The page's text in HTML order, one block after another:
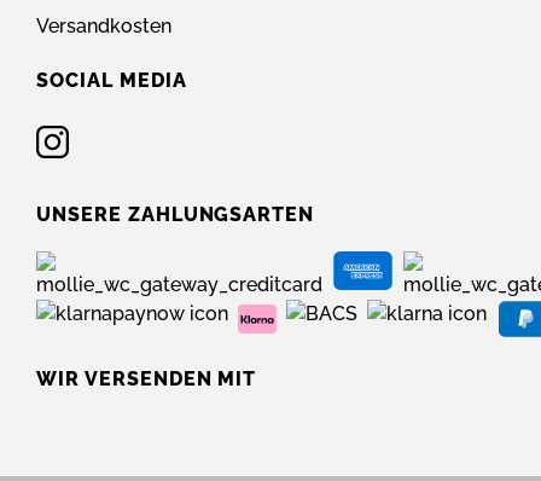
Versandkosten
SOCIAL MEDIA
UNSERE ZAHLUNGSARTEN
WIR VERSENDEN MIT